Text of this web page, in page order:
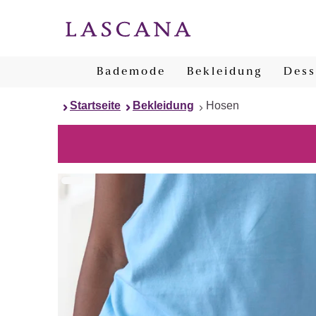
Bademode Bekleidung
Startseite Bekleidung Hosen